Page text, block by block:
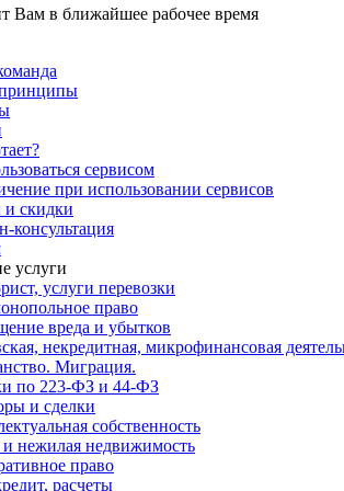
Вам в ближайшее рабочее время
сервисом
при использовании сервисов
скидки
консультация
услуги
услуги перевозки
право
вреда и убытков
некредитная, микрофинансовая
Миграция.
по 223-ФЗ и 44-ФЗ
и сделки
собственность
нежилая недвижимость
право
расчеты